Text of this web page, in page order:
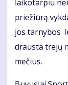
lai­ko­tar­piu
prie­žiū­rą
jos tar­ny­bos
draus­ta tre­jų
me­čius.